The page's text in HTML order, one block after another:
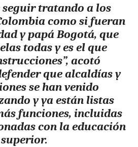
seguir tratando a los
como si fueran
y papá Bogotá, que
todas y es el que
acotó
que alcaldías y
se han venido
y ya están listas
funciones, incluidas
con la educación
superior.